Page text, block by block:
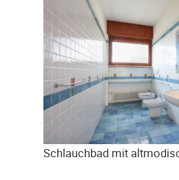
Schlauchbad mit